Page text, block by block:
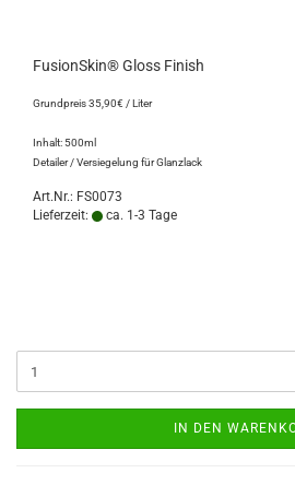
FusionSkin® Gloss Finish
Grundpreis 35,90€ / Liter
Inhalt: 500ml
Detailer / Versiegelung für Glanzlack
Art.Nr.: FS0073
Lieferzeit:
ca. 1-3 Tage
IN DEN